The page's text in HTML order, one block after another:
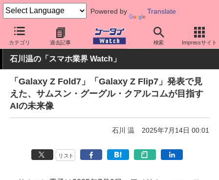
Powered by Translate
カテゴリ 過去記事 検索 Impressサイト
ケータイ Watch OS Android Galaxy
石川温の「スマホ業界 Watch」
「Galaxy Z Fold7」「Galaxy Z Flip7」発表で見
えた、サムスン・グーグル・クアルコムが目指す
AIの未来像
石川 温 2025年7月14日 00:01
リスト